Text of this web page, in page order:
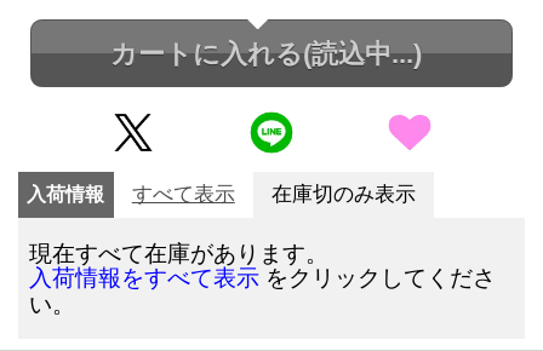
カートに入れる(読込中...)
入荷情報 すべて表示 在庫切のみ表示
現在すべて在庫があります。
入荷情報をすべて表示 をクリックしてくださ
い。